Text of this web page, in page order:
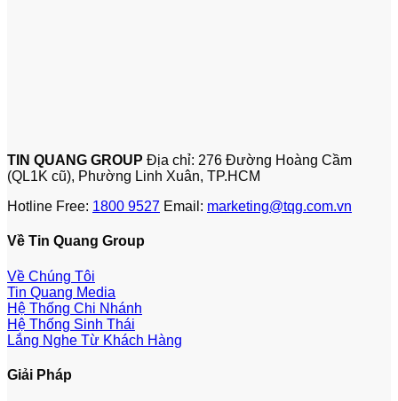
TIN QUANG GROUP Địa chỉ: 276 Đường Hoàng Cầm
(QL1K cũ), Phường Linh Xuân, TP.HCM
Hotline Free: 1800 9527 Email: marketing@tqg.com.vn
Về Tin Quang Group
Về Chúng Tôi
Tin Quang Media
Hệ Thống Chi Nhánh
Hệ Thống Sinh Thái
Lắng Nghe Từ Khách Hàng
Giải Pháp